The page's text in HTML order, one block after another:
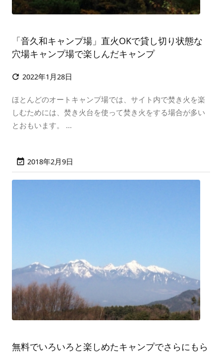
「音久和キャンプ場」直火OKで貸し切り状態な
穴場キャンプ場で楽しんだキャンプ
 2022年1月28日
ほとんどのオートキャンプ場では、サイト内で焚き火を楽
しむためには、焚き火台を使って焚き火をする場合が多い
とおもいます。 ...
 2018年2月9日
無料でいろいろと楽しめたキャンプでさらにもら